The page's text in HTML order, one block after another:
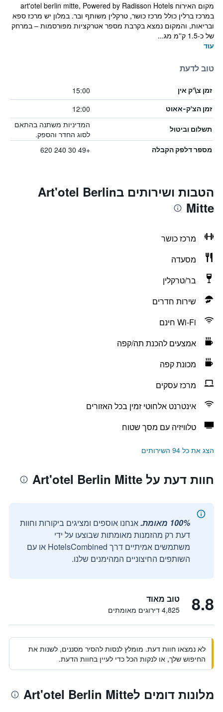
מקום האירוח art'otel berlin mitte, Powered by Radisson Hotels
במרכז ברלין כולל מרכז כושר, טרקלין משותף ובר. במלון יש מרכז ספא
ובריאות, והמקום נמצא בקרבת מספר אטרקציות מפורסמות – במרחק
של כ-1.5 ק''מ מג...
עוד
טוב לדעת
זמן צ\'ק אין 15:00
זמן הצ'ק-אאוט 12:00
תשלום וביטול
המדיניות משתנה בהתאם
לסוג החדר והספק.
מספר דלפק הקבלה +49 30 240 620
הטבות ושירותים בArt'otel Berlin
Mitte
מרכז כושר
מסעדה
בר/טרקלין
שירות חדרים
Wi-Fi חינם
אמצעים להכנת תה/קפה
מכונת קפה
מרכז עסקים
אינטרנט אלחוטי זמין בכל האזורים
טלוויזיה עם מסך שטוח
הצג את כל 94 השירותים
חוות דעת על Art'otel Berlin Mitte
100% מאומת.
אנחנו אוספים ומציגים ביקורות וחוות
דעת רק מהזמנות מאומתות שבוצעו על ידי
משתמשים אמיתיים דרך HotelsCombined או עם
השותפים החיצוניים המהימנים שלנו.
8.8 טוב מאוד
4,825 דירוגים מאומתים
לא נמצאו חוות דעת. מומלץ לנסות להסיר מסננים, לשנות את
החיפוש שלך, או לנקות הכל כדי לעיין בחוות הדעת.
מלונות דומים לArt'otel Berlin Mitte